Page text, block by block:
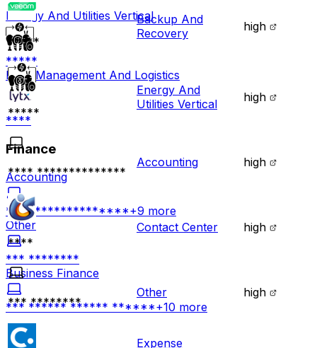
Energy And Utilities Vertical
*****
Fleet Management And Logistics
****
Finance
Accounting
**** **************+9 more
Other
*** ********
Business Finance
*** ****** ****** ******+10 more
*****
Backup And
Recovery
high
*****
Energy And
Utilities Vertical
high
**** **************
Accounting high
****
Contact Center high
*** ********
Other high
Expense